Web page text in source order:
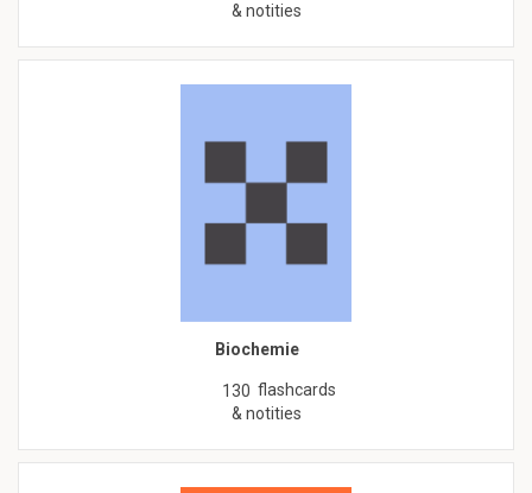
& notities
Biochemie
130 flashcards
& notities